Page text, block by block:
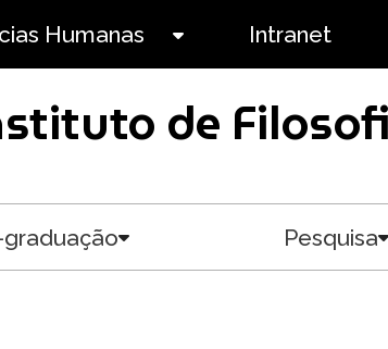
Humanas Intranet
de
graduação Pesquisa